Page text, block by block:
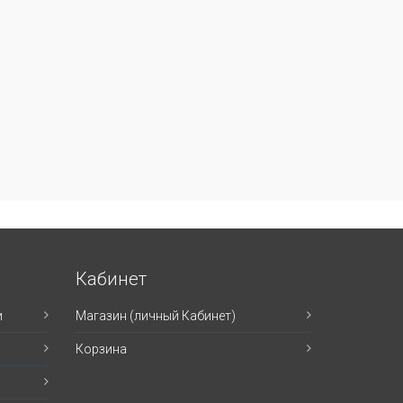
Кабинет
Магазин (личный Кабинет)
Корзина